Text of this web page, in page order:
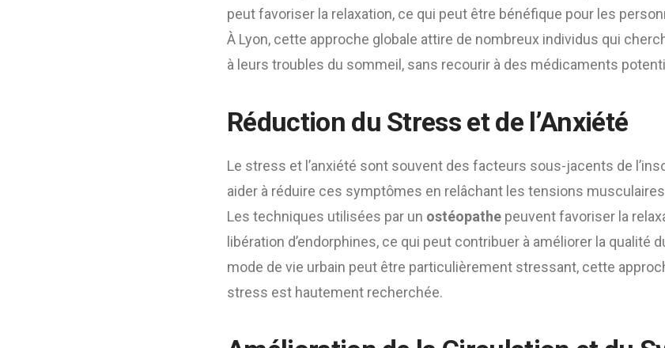
peut favoriser la relaxation, ce qui peut être bénéfique pour les
À Lyon, cette approche globale attire de nombreux individus qui
à leurs troubles du sommeil, sans recourir à des médicaments
Réduction du Stress et de l’Anxiété
Le stress et l’anxiété sont souvent des facteurs sous-jacents de
aider à réduire ces symptômes en relâchant les tensions
Les techniques utilisées par un ostéopathe peuvent favoriser la
libération d’endorphines, ce qui peut contribuer à améliorer la qualité
mode de vie urbain peut être particulièrement stressant, cette
stress est hautement recherchée.